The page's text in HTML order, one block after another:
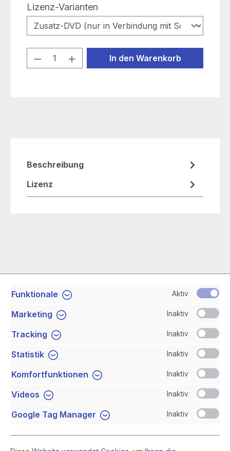
Lizenz-Varianten
Produkt Anzahl: Gib den
In den Warenkorb
Beschreibung
Lizenz
Service-Hotline
Shop Service
Newsletter
Funktionale Aktiv
Marketing Inaktiv
Tracking Inaktiv
Statistik Inaktiv
Komfortfunktionen Inaktiv
Videos Inaktiv
Google Tag Manager Inaktiv